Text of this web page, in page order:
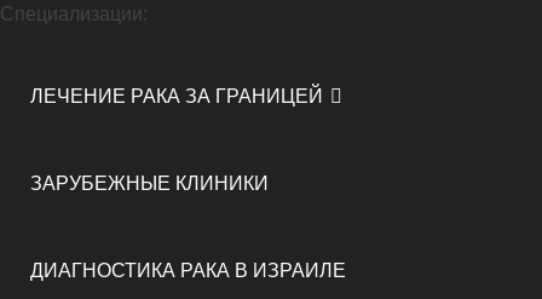
Специализации:
ЛЕЧЕНИЕ РАКА ЗА ГРАНИЦЕЙ
ЗАРУБЕЖНЫЕ КЛИНИКИ
ДИАГНОСТИКА РАКА В ИЗРАИЛЕ